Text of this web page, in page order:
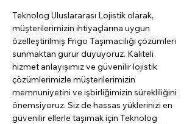
Teknolog Uluslararası Lojistik olarak,
müşterilerimizin ihtiyaçlarına uygun
özelleştirilmiş Frigo Taşımacılığı çözümleri
sunmaktan gurur duyuyoruz. Kaliteli
hizmet anlayışımız ve güvenilir lojistik
çözümlerimizle müşterilerimizin
memnuniyetini ve işbirliğimizin sürekliliğini
önemsiyoruz. Siz de hassas yüklerinizi en
güvenilir ellerle taşımak için Teknolog